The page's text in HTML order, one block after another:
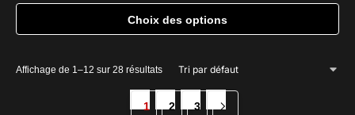
Choix des options
produit
Affichage de 1–12 sur 28 résultats
1 2 3